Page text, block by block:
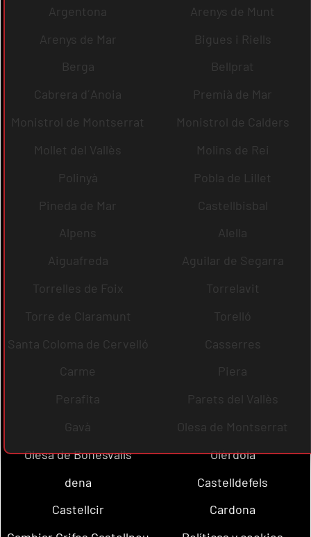
Argentona
Arenys de Munt
Arenys de Mar
Bigues i Riells
Berga
Bellprat
Cabrera d´Anoia
Premià de Mar
Monistrol de Montserrat
Monistrol de Calders
Mollet del Vallès
Molins de Rei
Polinyà
Pobla de Lillet
Pineda de Mar
Castellbisbal
Alpens
Alella
Aiguafreda
Aguilar de Segarra
Torrelles de Foix
Torrelavit
Torre de Claramunt
Torelló
Santa Coloma de Cervelló
Casserres
Carme
Piera
Perafita
Parets del Vallès
Gavà
Olesa de Montserrat
Olesa de Bonesvalls
Olèrdola
dena
Castelldefels
Castellcir
Cardona